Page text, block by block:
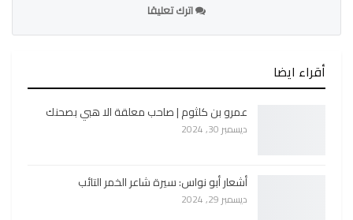
اترك تعليقا
أقراء ايضا
عمرو بن كلثوم | صاحب معلقة الا هبي بصحنك
ديسمبر 30, 2024
أشعار أبو نواس: سيرة شاعر الخمر التائب
ديسمبر 29, 2024